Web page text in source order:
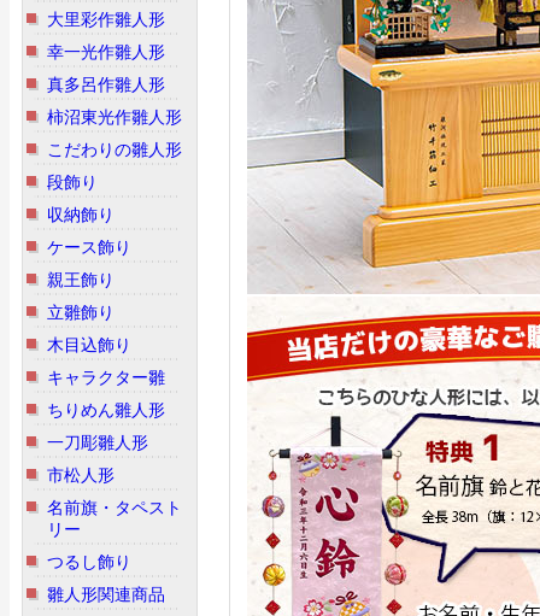
大里彩作雛人形
幸一光作雛人形
真多呂作雛人形
柿沼東光作雛人形
こだわりの雛人形
段飾り
収納飾り
ケース飾り
親王飾り
立雛飾り
木目込飾り
キャラクター雛
ちりめん雛人形
一刀彫雛人形
市松人形
名前旗・タペスト
リー
つるし飾り
雛人形関連商品